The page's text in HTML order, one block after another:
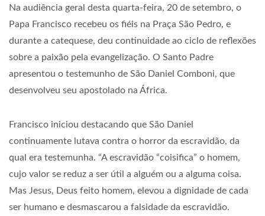
Na audiência geral desta quarta-feira, 20 de setembro, o
Papa Francisco recebeu os fiéis na Praça São Pedro, e
durante a catequese, deu continuidade ao ciclo de reflexões
sobre a paixão pela evangelização. O Santo Padre
apresentou o testemunho de São Daniel Comboni, que
desenvolveu seu apostolado na África.
Francisco iniciou destacando que São Daniel
continuamente lutava contra o horror da escravidão, da
qual era testemunha. “A escravidão “coisifica” o homem,
cujo valor se reduz a ser útil a alguém ou a alguma coisa.
Mas Jesus, Deus feito homem, elevou a dignidade de cada
ser humano e desmascarou a falsidade da escravidão.